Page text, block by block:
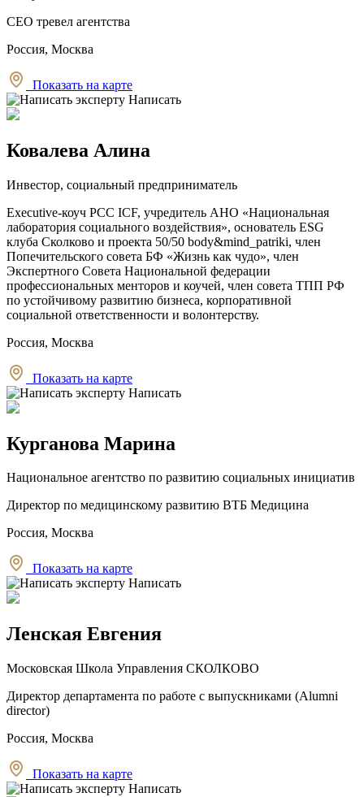
CEO тревел агентства
Россия, Москва
Показать на карте
Написать
Ковалева Алина
Инвестор, социальный предприниматель
Executive-коуч PCC ICF, учредитель АНО «Национальная
лаборатория социального воздействия», основатель ESG
клуба Сколково и проекта 50/50 body&mind_patriki, член
Попечительского совета БФ «Жизнь как чудо», член
Экспертного Совета Национальной федерации
профессиональных менторов и коучей, член совета ТПП РФ
по устойчивому развитию бизнеса, корпоративной
социальной ответственности и волонтерству.
Россия, Москва
Показать на карте
Написать
Курганова Марина
Национальное агентство по развитию социальных инициатив
Директор по медицинскому развитию ВТБ Медицина
Россия, Москва
Показать на карте
Написать
Ленская Евгения
Московская Школа Управления СКОЛКОВО
Директор департамента по работе с выпускниками (Alumni
director)
Россия, Москва
Показать на карте
Написать